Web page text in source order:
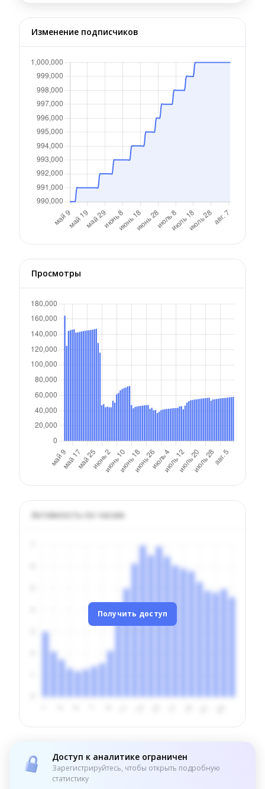
Изменение подписчиков
Просмотры
Активность по часам
Получить доступ
Доступ к аналитике ограничен
Зарегистрируйтесь, чтобы открыть подробную
статистику